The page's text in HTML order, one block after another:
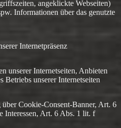
angeklickte Webseiten)
Informationen über das genutzte
Internetpräsenz
unserer Internetseiten, Anbieten
Betriebs unserer Internetseiten
Cookie-Consent-Banner, Art. 6
Interessen, Art. 6 Abs. 1 lit. f